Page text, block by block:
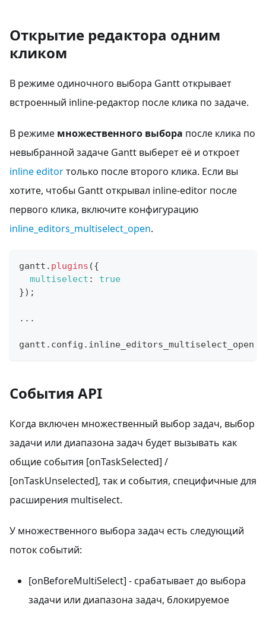
Открытие редактора одним
кликом
В режиме одиночного выбора Gantt открывает
встроенный inline-редактор после клика по задаче.
В режиме множественного выбора после клика по
невыбранной задаче Gantt выберет её и откроет
inline editorтолько после второго клика. Если вы
хотите, чтобы Gantt открывал inline-editor после
первого клика, включите конфигурацию
inline_editors_multiselect_open.
gantt . plugins ({
multiselect :
true
}) ;
...
gantt . config . inline_editors_multiselect_open
События API
Когда включен множественный выбор задач, выбор
задачи или диапазона задач будет вызывать как
общие события [onTaskSelected] /
[onTaskUnselected], так и события, специфичные для
расширения multiselect.
У множественного выбора задач есть следующий
поток событий:
[onBeforeMultiSelect] - срабатывает до выбора
задачи или диапазона задач, блокируемое